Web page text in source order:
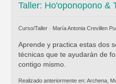
Taller: Ho'oponopono &
Curso/Taller · María Antonia Crevillen
Aprende y practica estas dos
técnicas que te ayudarán de
contigo mismo.
Realizado anteriormente en: Archena,